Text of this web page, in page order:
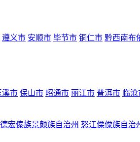
遵义市 安顺市 毕节市 铜仁市 黔西南布
溪市 保山市 昭通市 丽江市 普洱市 临
德宏傣族景颇族自治州 怒江傈僳族自治